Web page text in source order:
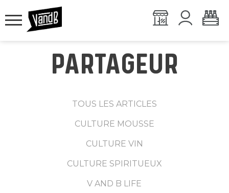
PARTAGEUR
TOUS LES ARTICLES
CULTURE MOUSSE
CULTURE VIN
CULTURE SPIRITUEUX
V AND B LIFE